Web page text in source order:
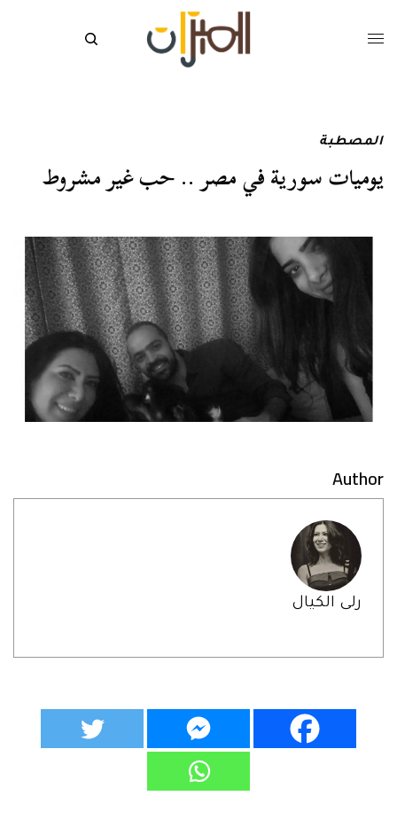
المصطبة
يوميات سورية في مصر .. حب غير مشروط
Author
رلى الكيال